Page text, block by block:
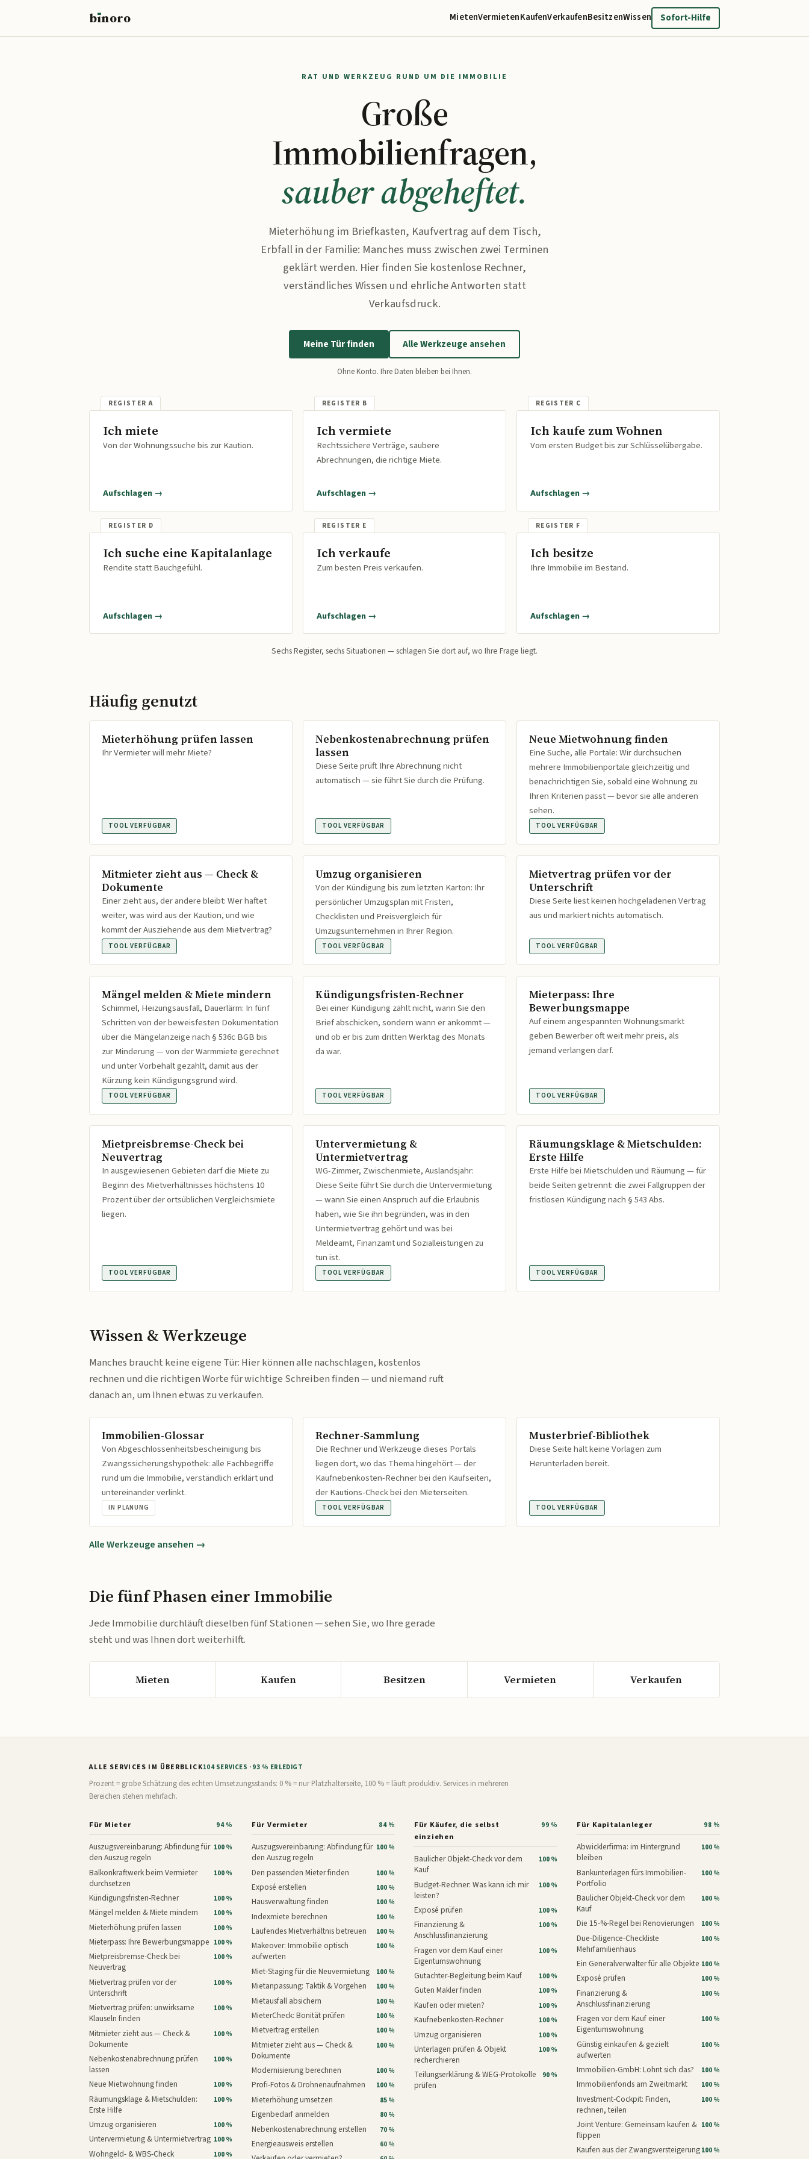
bınoro MietenVermietenKaufenVerkaufenBesitzenWissen Sofort-Hilfe
RAT UND WERKZEUG RUND UM DIE IMMOBILIE
Große
Immobilienfragen,
sauber abgeheftet.
Mieterhöhung im Briefkasten, Kaufvertrag auf dem Tisch,
Erbfall in der Familie: Manches muss zwischen zwei Terminen
geklärt werden. Hier finden Sie kostenlose Rechner,
verständliches Wissen und ehrliche Antworten statt
Verkaufsdruck.
Meine Tür finden Alle Werkzeuge ansehen
Ohne Konto. Ihre Daten bleiben bei Ihnen.
Ich miete
Von der Wohnungssuche bis zur Kaution.
Aufschlagen →
Ich vermiete
Rechtssichere Verträge, saubere
Abrechnungen, die richtige Miete.
Aufschlagen →
Ich kaufe zum Wohnen
Vom ersten Budget bis zur Schlüsselübergabe.
Aufschlagen →
Ich suche eine Kapitalanlage
Rendite statt Bauchgefühl.
Aufschlagen →
Ich verkaufe
Zum besten Preis verkaufen.
Aufschlagen →
Ich besitze
Ihre Immobilie im Bestand.
Aufschlagen →
Sechs Register, sechs Situationen — schlagen Sie dort auf, wo Ihre Frage liegt.
Häufig genutzt
Mieterhöhung prüfen lassen
Ihr Vermieter will mehr Miete?
TOOL VERFÜGBAR
Nebenkostenabrechnung prüfen
lassen
Diese Seite prüft Ihre Abrechnung nicht
automatisch — sie führt Sie durch die Prüfung.
TOOL VERFÜGBAR
Neue Mietwohnung finden
Eine Suche, alle Portale: Wir durchsuchen
mehrere Immobilienportale gleichzeitig und
benachrichtigen Sie, sobald eine Wohnung zu
Ihren Kriterien passt — bevor sie alle anderen
sehen.
TOOL VERFÜGBAR
Mitmieter zieht aus — Check &
Dokumente
Einer zieht aus, der andere bleibt: Wer haftet
weiter, was wird aus der Kaution, und wie
kommt der Ausziehende aus dem Mietvertrag?
TOOL VERFÜGBAR
Umzug organisieren
Von der Kündigung bis zum letzten Karton: Ihr
persönlicher Umzugsplan mit Fristen,
Checklisten und Preisvergleich für
Umzugsunternehmen in Ihrer Region.
TOOL VERFÜGBAR
Mietvertrag prüfen vor der
Unterschrift
Diese Seite liest keinen hochgeladenen Vertrag
aus und markiert nichts automatisch.
TOOL VERFÜGBAR
Mängel melden & Miete mindern
Schimmel, Heizungsausfall, Dauerlärm: In fünf
Schritten von der beweisfesten Dokumentation
über die Mängelanzeige nach § 536c BGB bis
zur Minderung — von der Warmmiete gerechnet
und unter Vorbehalt gezahlt, damit aus der
Kürzung kein Kündigungsgrund wird.
TOOL VERFÜGBAR
Kündigungsfristen-Rechner
Bei einer Kündigung zählt nicht, wann Sie den
Brief abschicken, sondern wann er ankommt —
und ob er bis zum dritten Werktag des Monats
da war.
TOOL VERFÜGBAR
Mieterpass: Ihre
Bewerbungsmappe
Auf einem angespannten Wohnungsmarkt
geben Bewerber oft weit mehr preis, als
jemand verlangen darf.
TOOL VERFÜGBAR
Mietpreisbremse-Check bei
Neuvertrag
In ausgewiesenen Gebieten darf die Miete zu
Beginn des Mietverhältnisses höchstens 10
Prozent über der ortsüblichen Vergleichsmiete
liegen.
TOOL VERFÜGBAR
Untervermietung &
Untermietvertrag
WG-Zimmer, Zwischenmiete, Auslandsjahr:
Diese Seite führt Sie durch die Untervermietung
— wann Sie einen Anspruch auf die Erlaubnis
haben, wie Sie ihn begründen, was in den
Untermietvertrag gehört und was bei
Meldeamt, Finanzamt und Sozialleistungen zu
tun ist.
TOOL VERFÜGBAR
Räumungsklage & Mietschulden:
Erste Hilfe
Erste Hilfe bei Mietschulden und Räumung — für
beide Seiten getrennt: die zwei Fallgruppen der
fristlosen Kündigung nach § 543 Abs.
TOOL VERFÜGBAR
Wissen & Werkzeuge
Manches braucht keine eigene Tür: Hier können alle nachschlagen, kostenlos
rechnen und die richtigen Worte für wichtige Schreiben finden — und niemand ruft
danach an, um Ihnen etwas zu verkaufen.
Immobilien-Glossar
Von Abgeschlossenheitsbescheinigung bis
Zwangssicherungshypothek: alle Fachbegriffe
rund um die Immobilie, verständlich erklärt und
untereinander verlinkt.
IN PLANUNG
Rechner-Sammlung
Die Rechner und Werkzeuge dieses Portals
liegen dort, wo das Thema hingehört — der
Kaufnebenkosten-Rechner bei den Kaufseiten,
der Kautions-Check bei den Mieterseiten.
TOOL VERFÜGBAR
Musterbrief-Bibliothek
Diese Seite hält keine Vorlagen zum
Herunterladen bereit.
TOOL VERFÜGBAR
Alle Werkzeuge ansehen →
Die fünf Phasen einer Immobilie
Jede Immobilie durchläuft dieselben fünf Stationen — sehen Sie, wo Ihre gerade
steht und was Ihnen dort weiterhilft.
Mieten Kaufen Besitzen Vermieten Verkaufen
ALLE SERVICES IM ÜBERBLICK104 SERVICES · 93 % ERLEDIGT
Prozent = grobe Schätzung des echten Umsetzungsstands: 0 % = nur Platzhalterseite, 100 % = läuft produktiv. Services in mehreren
Bereichen stehen mehrfach.
Für Mieter 94 %
Auszugsvereinbarung: Abfindung für
den Auszug regeln
100 %
Balkonkraftwerk beim Vermieter
durchsetzen
100 %
Kündigungsfristen-Rechner 100 %
Mängel melden & Miete mindern 100 %
Mieterhöhung prüfen lassen 100 %
Mieterpass: Ihre Bewerbungsmappe 100 %
Mietpreisbremse-Check bei
Neuvertrag
100 %
Mietvertrag prüfen vor der
Unterschrift
100 %
Mietvertrag prüfen: unwirksame
Klauseln finden
100 %
Mitmieter zieht aus — Check &
Dokumente
100 %
Nebenkostenabrechnung prüfen
lassen
100 %
Neue Mietwohnung finden 100 %
Räumungsklage & Mietschulden:
Erste Hilfe
100 %
Umzug organisieren 100 %
Untervermietung & Untermietvertrag 100 %
Wohngeld- & WBS-Check 100 %
Für Vermieter 84 %
Auszugsvereinbarung: Abfindung für
den Auszug regeln
100 %
Den passenden Mieter finden 100 %
Exposé erstellen 100 %
Hausverwaltung finden 100 %
Indexmiete berechnen 100 %
Laufendes Mietverhältnis betreuen 100 %
Makeover: Immobilie optisch
aufwerten
100 %
Miet-Staging für die Neuvermietung 100 %
Mietanpassung: Taktik & Vorgehen 100 %
Mietausfall absichern 100 %
MieterCheck: Bonität prüfen 100 %
Mietvertrag erstellen 100 %
Mitmieter zieht aus — Check &
Dokumente
100 %
Modernisierung berechnen 100 %
Profi-Fotos & Drohnenaufnahmen 100 %
Mieterhöhung umsetzen 85 %
Eigenbedarf anmelden 80 %
Nebenkostenabrechnung erstellen 70 %
Energieausweis erstellen 60 %
Für Käufer, die selbst
einziehen
99 %
Baulicher Objekt-Check vor dem
Kauf
100 %
Budget-Rechner: Was kann ich mir
leisten?
100 %
Exposé prüfen 100 %
Finanzierung &
Anschlussfinanzierung
100 %
Fragen vor dem Kauf einer
Eigentumswohnung
100 %
Gutachter-Begleitung beim Kauf 100 %
Guten Makler finden 100 %
Kaufen oder mieten? 100 %
Kaufnebenkosten-Rechner 100 %
Umzug organisieren 100 %
Unterlagen prüfen & Objekt
recherchieren
100 %
Teilungserklärung & WEG-Protokolle
prüfen
90 %
Für Kapitalanleger 98 %
Abwicklerfirma: im Hintergrund
bleiben
100 %
Bankunterlagen fürs Immobilien-
Portfolio
100 %
Baulicher Objekt-Check vor dem
Kauf
100 %
Die 15-%-Regel bei Renovierungen 100 %
Due-Diligence-Checkliste
Mehrfamilienhaus
100 %
Ein Generalverwalter für alle Objekte 100 %
Exposé prüfen 100 %
Finanzierung &
Anschlussfinanzierung
100 %
Fragen vor dem Kauf einer
Eigentumswohnung
100 %
Günstig einkaufen & gezielt
aufwerten
100 %
Immobilien-GmbH: Lohnt sich das? 100 %
Immobilienfonds am Zweitmarkt 100 %
Investment-Cockpit: Finden,
rechnen, teilen
100 %
Joint Venture: Gemeinsam kaufen &
flippen
100 %
Kaufen aus der Zwangsversteigerung100 %